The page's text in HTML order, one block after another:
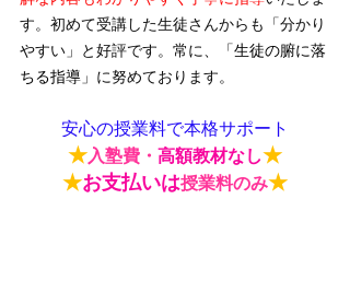
す。初めて受講した生徒さんからも「分かり
やすい」と好評です。常に、「生徒の腑に落
ちる指導 」に努めております。
安心の授業料で本格サポート
★入塾費・ 高額教材なし★
★お支払いは授業料のみ★